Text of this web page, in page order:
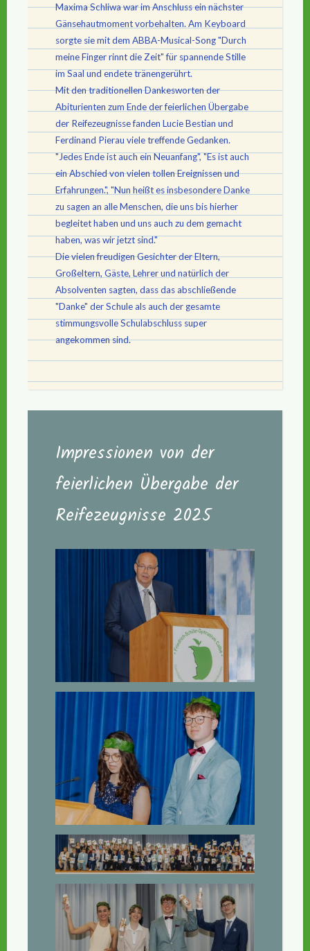
Maxima Schliwa war im Anschluss ein nächster
Gänsehautmoment vorbehalten. Am Keyboard
sorgte sie mit dem ABBA-Musical-Song "Durch
meine Finger rinnt die Zeit" für spannende Stille
im Saal und endete tränengerührt.
Mit den traditionellen Dankesworten der
Abiturienten zum Ende der feierlichen Übergabe
der Reifezeugnisse fanden Lucie Bestian und
Ferdinand Pierau viele treffende Gedanken.
"Jedes Ende ist auch ein Neuanfang", "Es ist auch
ein Abschied von vielen tollen Ereignissen und
Erfahrungen.", "Nun heißt es insbesondere Danke
zu sagen an alle Menschen, die uns bis hierher
begleitet haben und uns auch zu dem gemacht
haben, was wir jetzt sind."
Die vielen freudigen Gesichter der Eltern,
Großeltern, Gäste, Lehrer und natürlich der
Absolventen sagten, dass das abschließende
"Danke" der Schule als auch der gesamte
stimmungsvolle Schulabschluss super
angekommen sind.
Impressionen von der
feierlichen Übergabe der
Reifezeugnisse 2025